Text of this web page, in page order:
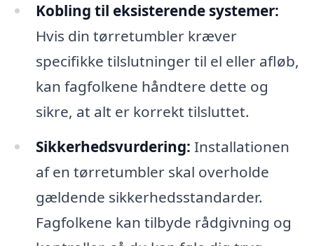
Kobling til eksisterende systemer:
Hvis din tørretumbler kræver
specifikke tilslutninger til el eller afløb,
kan fagfolkene håndtere dette og
sikre, at alt er korrekt tilsluttet.
Sikkerhedsvurdering: Installationen
af en tørretumbler skal overholde
gældende sikkerhedsstandarder.
Fagfolkene kan tilbyde rådgivning og